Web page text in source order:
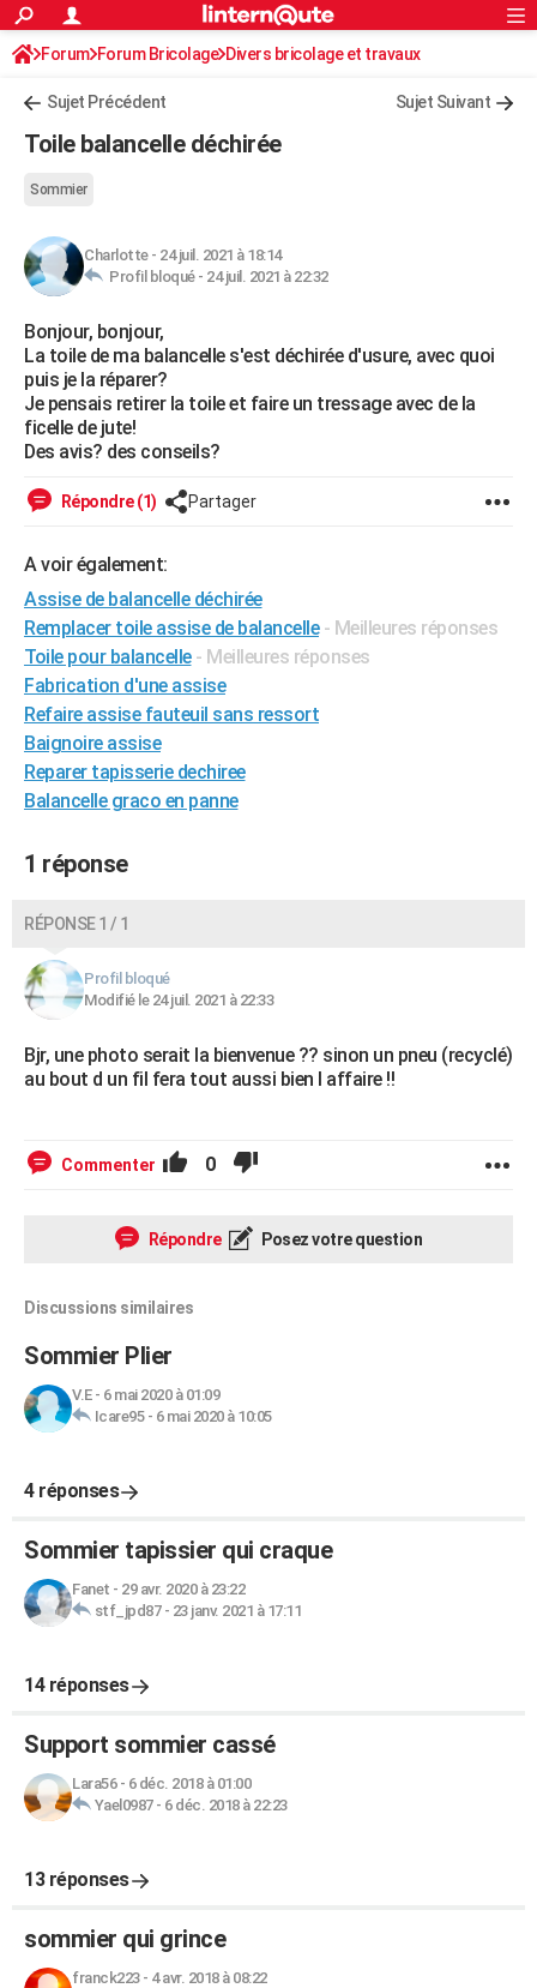
ACTUALITÉS
Politique
Société
Faits Divers
Education
Monde
Villes
+
Essais
Réserver un essai
Citadines
Berlines
SUV
Forum auto
+HIGH-TECH
BRICOLAGE
Forum
Aménagement intérieur
Extérieur
Cuisine
Salle de bains
Jardinage
Rangement
WEEK-END
Guides de France
Escapades
Patrimoine
Expositions
Musées
Week-end nature
+LIFESTYLE
Art de vivre
Bien-être
Loisirs
Mode
Modes de vie
Alimentation
Guide de la santé
Maladies
Médicaments
Sommeil
VOYAGE
Destinations
City break
Voyage nature
Voyage de noces
Forum
Climat
+PHOTO
BONS PLANS
CARTE DE VOEUX
Carte de Noël
Carte Bonne année
Carte Saint-Valentin
Carte Pâques
Carte d'anniversaire
DICTIONNAIRE
Dictionnaire
Biographies
Citations
Expressions
Proverbes
PROGRAMME TV
COPAINS D'AVANT
Bricolage
Lifestyle
Culture
Sport
Auto
Television
Voyage
Cinema
Rechercher
S'inscrire
Connexion
Forum Forum Bricolage Divers bricolage et travaux
Sujet Précédent Sujet Suivant
Toile balancelle déchirée
Sommier
Charlotte- 24 juil. 2021 à 18:14
Profil bloqué - 24 juil. 2021 à 22:32
Bonjour, bonjour,
La toile de ma balancelle s'est déchirée d'usure, avec quoi
puis je la réparer?
Je pensais retirer la toile et faire un tressage avec de la
ficelle de jute!
Des avis? des conseils?
Répondre (1) Partager
A voir également:
Assise de balancelle déchirée
Remplacer toile assise de balancelle - Meilleures réponses
Toile pour balancelle - Meilleures réponses
Fabrication d'une assise
Refaire assise fauteuil sans ressort
Baignoire assise
Reparer tapisserie dechiree
Balancelle graco en panne
1 réponse
RÉPONSE 1 / 1
Profil bloqué
Modifié le 24 juil. 2021 à 22:33
Bjr, une photo serait la bienvenue ?? sinon un pneu (recyclé)
au bout d un fil fera tout aussi bien l affaire !!
Commenter 0
Répondre Posez votre question
Discussions similaires
Sommier Plier
V.E- 6 mai 2020 à 01:09
Icare95- 6 mai 2020 à 10:05
4 réponses
Sommier tapissier qui craque
Fanet - 29 avr. 2020 à 23:22
stf_jpd87- 23 janv. 2021 à 17:11
14 réponses
Support sommier cassé
Lara56- 6 déc. 2018 à 01:00
Yael0987- 6 déc. 2018 à 22:23
13 réponses
sommier qui grince
franck223- 4 avr. 2018 à 08:22